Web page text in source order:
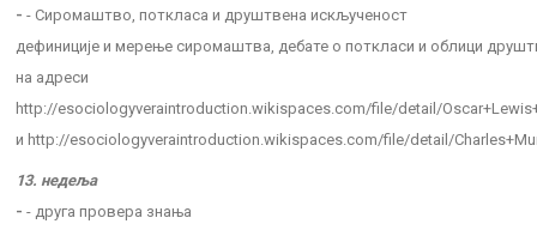
- - Сиромаштво, поткласа и друштвена искљученост
дефиниције и мерење сиромаштва, дебате о поткласи и облици
на адреси
http://esociologyveraintroduction.wikispaces.com/file/detail/
и http://esociologyveraintroduction.wikispaces.com/file/detail/
13. недеља
- - друга провера знања